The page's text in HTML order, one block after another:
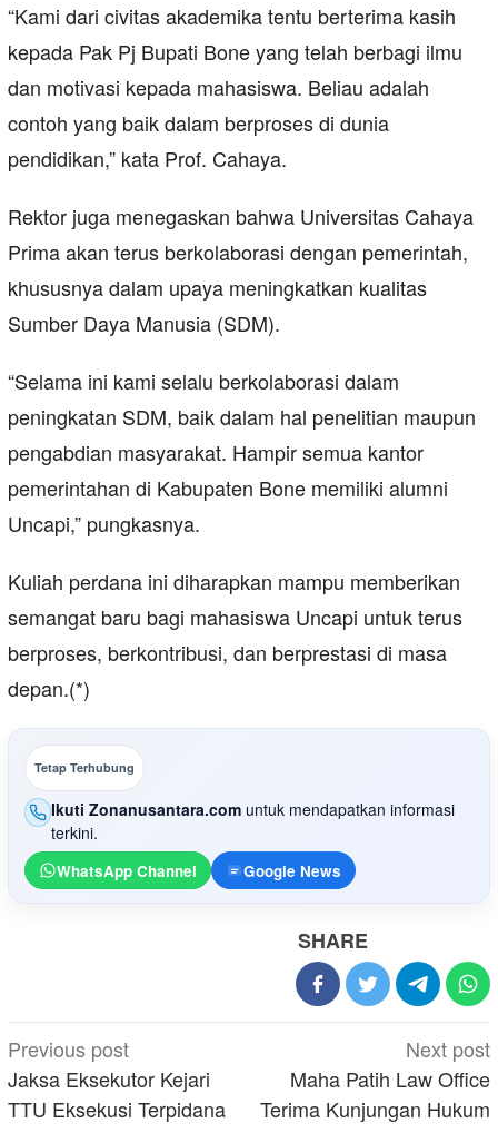
“Kami dari civitas akademika tentu berterima kasih
kepada Pak Pj Bupati Bone yang telah berbagi ilmu
dan motivasi kepada mahasiswa. Beliau adalah
contoh yang baik dalam berproses di dunia
pendidikan,” kata Prof. Cahaya.
Rektor juga menegaskan bahwa Universitas Cahaya
Prima akan terus berkolaborasi dengan pemerintah,
khususnya dalam upaya meningkatkan kualitas
Sumber Daya Manusia (SDM).
“Selama ini kami selalu berkolaborasi dalam
peningkatan SDM, baik dalam hal penelitian maupun
pengabdian masyarakat. Hampir semua kantor
pemerintahan di Kabupaten Bone memiliki alumni
Uncapi,” pungkasnya.
Kuliah perdana ini diharapkan mampu memberikan
semangat baru bagi mahasiswa Uncapi untuk terus
berproses, berkontribusi, dan berprestasi di masa
depan.(*)
Tetap Terhubung
Ikuti Zonanusantara.com untuk mendapatkan informasi
terkini.
WhatsApp Channel Google News
SHARE
Post
navigation
Previous post
Jaksa Eksekutor Kejari
TTU Eksekusi Terpidana
Next post
Maha Patih Law Office
Terima Kunjungan Hukum